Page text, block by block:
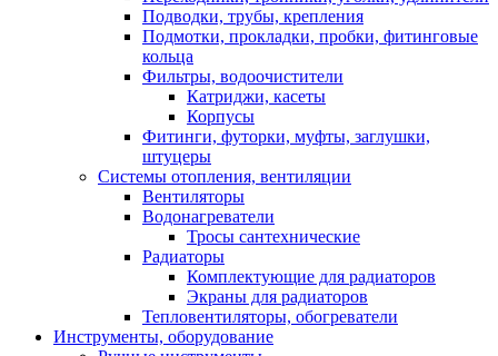
Подводки, трубы, крепления
Подмотки, прокладки, пробки, фитинговые
кольца
Фильтры, водоочистители
Катриджи, касеты
Корпусы
Фитинги, футорки, муфты, заглушки,
штуцеры
Системы отопления, вентиляции
Вентиляторы
Водонагреватели
Тросы сантехнические
Радиаторы
Комплектующие для радиаторов
Экраны для радиаторов
Тепловентиляторы, обогреватели
Инструменты, оборудование